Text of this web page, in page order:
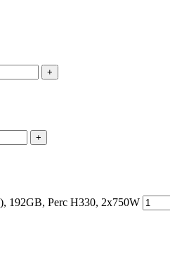
+
+
192GB, Perc H330, 2x750W